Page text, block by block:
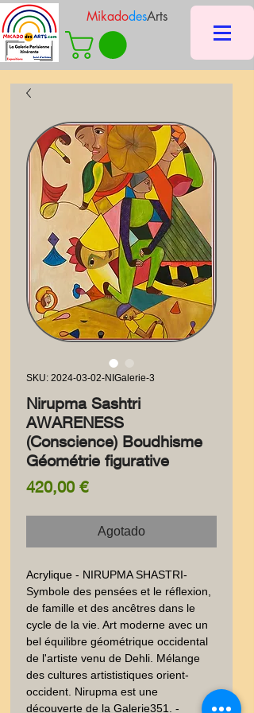
MikadodesArts
SKU: 2024-03-02-NIGalerie-3
Nirupma Sashtri
AWARENESS
(Conscience) Boudhisme
Géométrie figurative
420,00 €Precio
Agotado
Acrylique - NIRUPMA SHASTRI-
Symbole des pensées et le réflexion,
de famille et des ancêtres dans le
cycle de la vie. Art moderne avec un
bel équilibre géométrique occidental
de l'artiste venu de Dehli. Mélange
des cultures artististiques orient-
occident. Nirupma est une
découverte de la Galerie351. -